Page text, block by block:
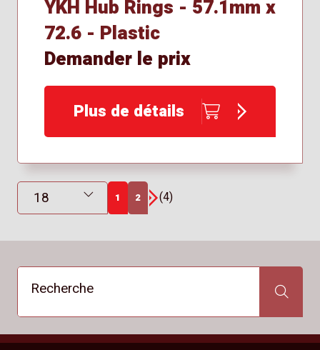
YKH Hub Rings - 57.1mm x
72.6 - Plastic
Demander le prix
Plus de détails
Résultats affichés
1 2
Suivant
(4)
Recherche Recherche